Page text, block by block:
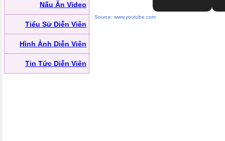
Nấu Ăn Video
Tiểu Sử Diễn Viên
Hình Ảnh Diễn Viên
Tin Tức Diễn Viên
Source: www.youtube.com